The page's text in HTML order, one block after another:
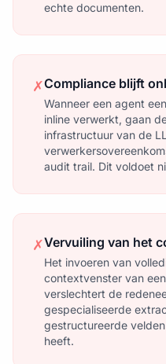
echte documenten.
✗Compliance blijft
Wanneer een agent
inline verwerkt, gaan
infrastructuur van de
audit trail. Dit voldoet
✗Vervuiling van het
Het invoeren van
contextvenster van
verslechtert de
gespecialiseerde
gestructureerde
heeft.